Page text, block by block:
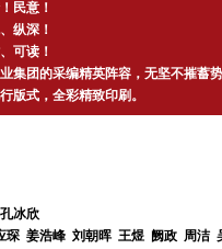
民意！
纵深！
可读！
集团的采编精英阵容，无坚不摧蓄
版式，全彩精致印刷。
冰欣
姜浩峰 刘朝晖 王煜 阙政 周